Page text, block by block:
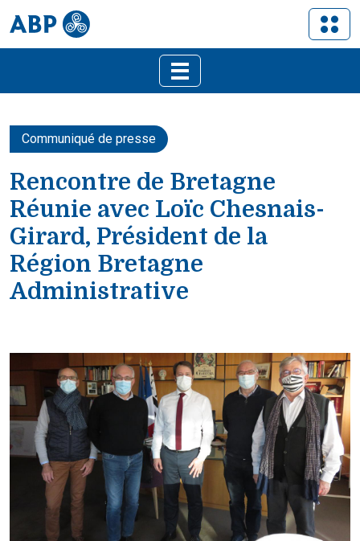
Communiqué de presse
Rencontre de Bretagne
Réunie avec Loïc Chesnais-
Girard, Président de la
Région Bretagne
Administrative